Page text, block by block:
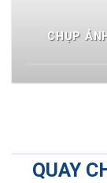
CHỤP
QUAY